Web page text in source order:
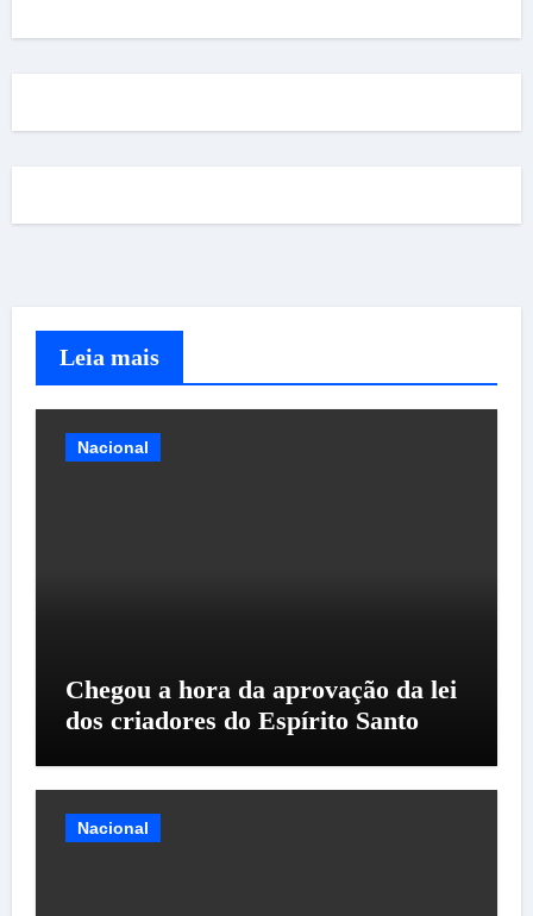
Leia mais
Nacional
Chegou a hora da aprovação da lei
dos criadores do Espírito Santo
Nacional